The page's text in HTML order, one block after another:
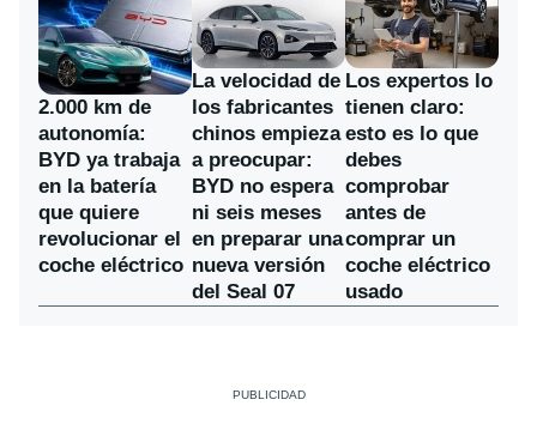
2.000 km de
autonomía:
BYD ya trabaja
en la batería
que quiere
revolucionar el
coche eléctrico
La velocidad de
los fabricantes
chinos empieza
a preocupar:
BYD no espera
ni seis meses
en preparar una
nueva versión
del Seal 07
Los expertos lo
tienen claro:
esto es lo que
debes
comprobar
antes de
comprar un
coche eléctrico
usado